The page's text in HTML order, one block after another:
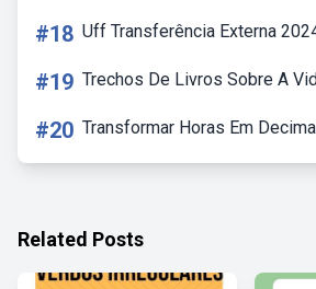
#18 Uff Transferência Externa
#19 Trechos De Livros Sobre A
#20 Transformar Horas Em
Related Posts